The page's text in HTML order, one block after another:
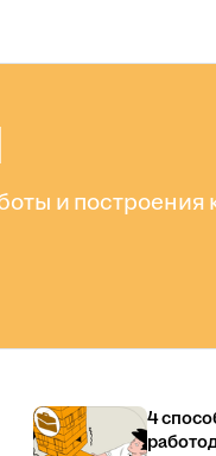
и построения
4